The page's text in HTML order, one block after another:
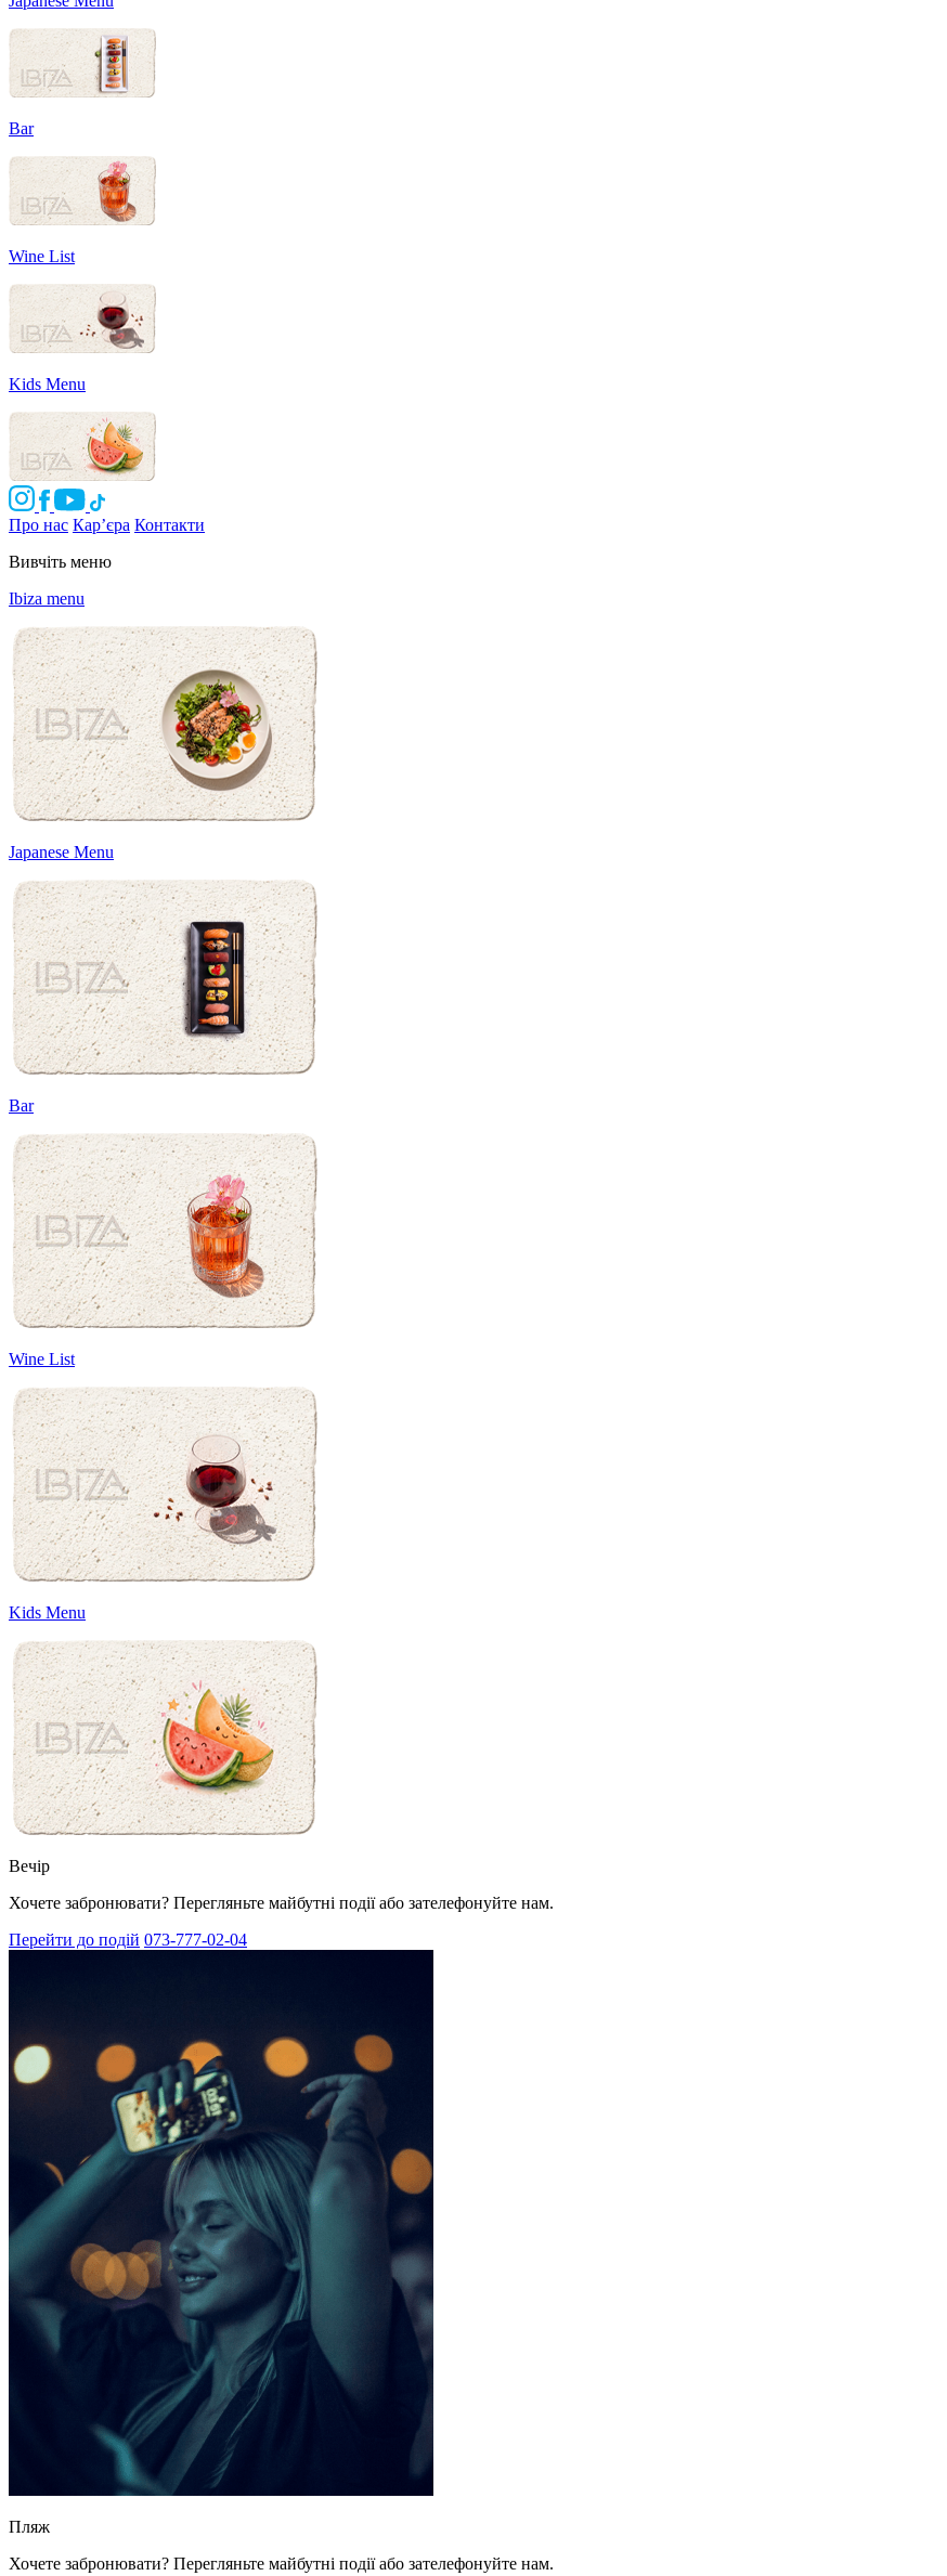
Bar
Wine List
Kids Menu
Про нас Кар’єра Контакти
Вивчіть меню
Ibiza menu
Japanese Menu
Bar
Wine List
Kids Menu
Вечір
Хочете забронювати? Перегляньте майбутні події або зателефонуйте нам.
Перейти до подій 073-777-02-04
Пляж
Хочете забронювати? Перегляньте майбутні події або зателефонуйте нам.